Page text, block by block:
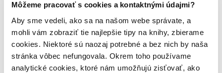
Môžeme pracovať s cookies a kontaktnými údajmi?
Aby sme vedeli, ako sa na našom webe správate, a
mohli vám zobraziť tie najlepšie tipy na knihy, zbierame
cookies. Niektoré sú naozaj potrebné a bez nich by naša
stránka vôbec nefungovala. Okrem toho používame
analytické cookies, ktoré nám umožňujú zisťovať, ako
brožovaná väzba (1 titul)brožovaná väzba1
Zoradiť